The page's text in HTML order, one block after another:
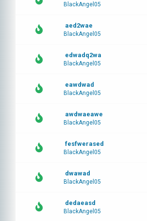
BlackAngel05
aed2wae
BlackAngel05
edwadq2wa
BlackAngel05
eawdwad
BlackAngel05
awdwaeawe
BlackAngel05
fesfwerased
BlackAngel05
dwawad
BlackAngel05
dedaeasd
BlackAngel05